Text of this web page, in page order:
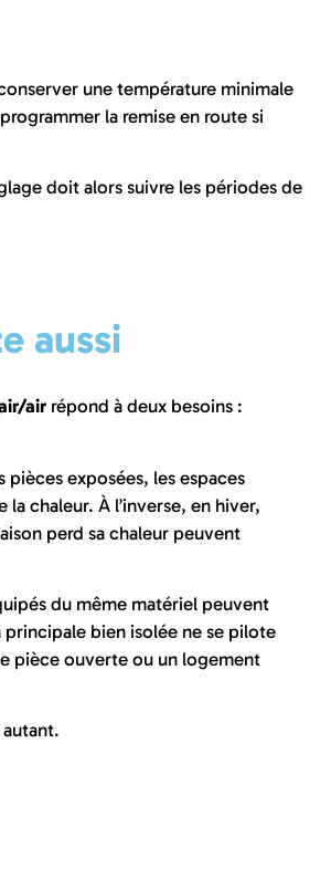
une température minimale
la remise en route si
doit alors suivre les périodes de
aussi
air répond à deux besoins :
exposées, les espaces
chaleur. À l’inverse, en hiver,
perd sa chaleur peuvent
du même matériel peuvent
bien isolée ne se pilote
pièce ouverte ou un logement